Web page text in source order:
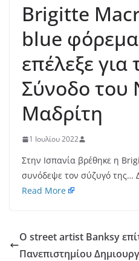
Brigitte
blue
επέλεξε για
Σύνοδο του
Μαδρίτη
1 Ιουλίου 2022
Στην Ισπανία βρέθηκε η
συνόδεψε τον σύζυγό της…
Read More
Ο street artist Banksy
Πανεπιστημίου